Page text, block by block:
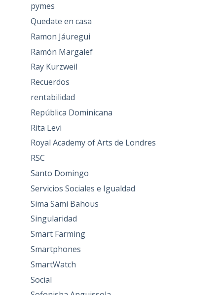
pymes
Quedate en casa
Ramon Jáuregui
Ramón Margalef
Ray Kurzweil
Recuerdos
rentabilidad
República Dominicana
Rita Levi
Royal Academy of Arts de Londres
RSC
Santo Domingo
Servicios Sociales e Igualdad
Sima Sami Bahous
Singularidad
Smart Farming
Smartphones
SmartWatch
Social